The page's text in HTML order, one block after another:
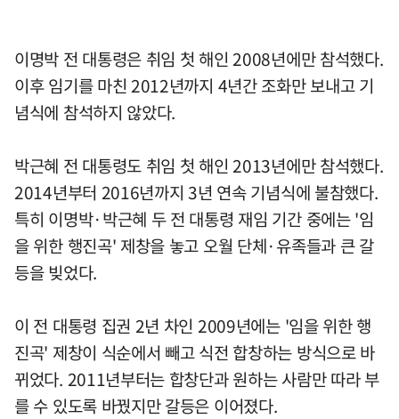
이명박 전 대통령은 취임 첫 해인 2008년에만 참석했다.
이후 임기를 마친 2012년까지 4년간 조화만 보내고 기
념식에 참석하지 않았다.
박근혜 전 대통령도 취임 첫 해인 2013년에만 참석했다.
2014년부터 2016년까지 3년 연속 기념식에 불참했다.
특히 이명박·박근혜 두 전 대통령 재임 기간 중에는 '임
을 위한 행진곡' 제창을 놓고 오월 단체·유족들과 큰 갈
등을 빚었다.
이 전 대통령 집권 2년 차인 2009년에는 '임을 위한 행
진곡' 제창이 식순에서 빼고 식전 합창하는 방식으로 바
뀌었다. 2011년부터는 합창단과 원하는 사람만 따라 부
를 수 있도록 바꿨지만 갈등은 이어졌다.